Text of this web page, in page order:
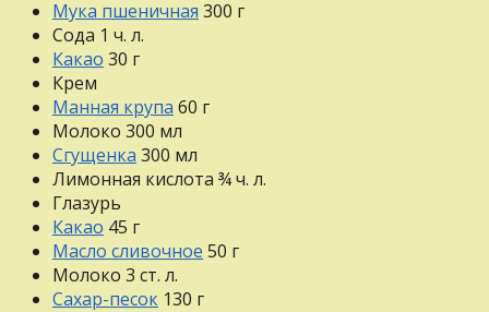
Мука пшеничная 300 г
Сода 1 ч. л.
Какао 30 г
Крем
Манная крупа 60 г
Молоко 300 мл
Сгущенка 300 мл
Лимонная кислота ¾ч. л.
Глазурь
Какао 45 г
Масло сливочное 50 г
Молоко 3 ст. л.
Сахар-песок 130 г